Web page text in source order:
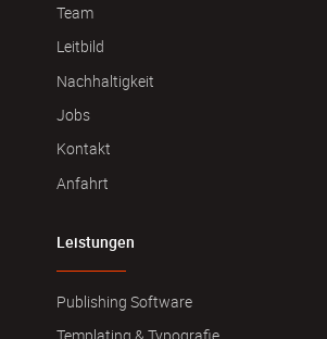
Team
Leitbild
Nachhaltigkeit
Jobs
Kontakt
Anfahrt
Leistungen
Publishing Software